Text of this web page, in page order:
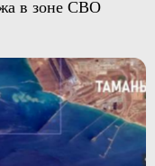
в зоне СВО